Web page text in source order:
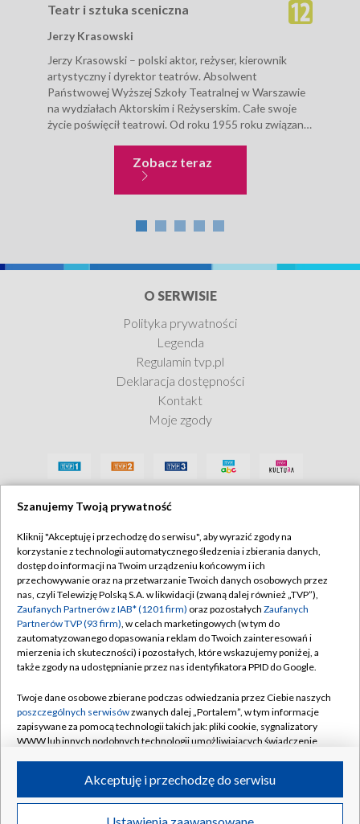
Teatr i sztuka sceniczna
Jerzy Krasowski
Jerzy Krasowski – polski aktor, reżyser, kierownik
artystyczny i dyrektor teatrów. Absolwent
Państwowej Wyższej Szkoły Teatralnej w Warszawie
na wydziałach Aktorskim i Reżyserskim. Całe swoje
życie poświęcił teatrowi. Od roku 1955 roku związany
Zobacz terazTeatr i sztuka sceniczna
O SERWISIE
Polityka prywatności
Legenda
Regulamin tvp.pl
Deklaracja dostępności
Kontakt
Moje zgody
Szanujemy Twoją prywatność
Kliknij "Akceptuję i przechodzę do serwisu", aby wyrazić zgody na
korzystanie z technologii automatycznego śledzenia i zbierania danych,
dostęp do informacji na Twoim urządzeniu końcowym i ich
przechowywanie oraz na przetwarzanie Twoich danych osobowych przez
nas, czyli Telewizję Polską S.A. w likwidacji (zwaną dalej również „TVP”),
Zaufanych Partnerów z IAB* (1201 firm) oraz pozostałych Zaufanych
Partnerów TVP (93 firm), w celach marketingowych (w tym do
zautomatyzowanego dopasowania reklam do Twoich zainteresowań i
mierzenia ich skuteczności) i pozostałych, które wskazujemy poniżej, a
także zgody na udostępnianie przez nas identyfikatora PPID do Google.
Twoje dane osobowe zbierane podczas odwiedzania przez Ciebie naszych
poszczególnych serwisówzwanych dalej „Portalem”, w tym informacje
zapisywane za pomocą technologii takich jak: pliki cookie, sygnalizatory
WWW lub innych podobnych technologii umożliwiających świadczenie
ruchu w Internecie.
Twoje dane osobowe zbierane podczas odwiedzania przez Ciebie
Akceptuję i przechodzę do serwisu